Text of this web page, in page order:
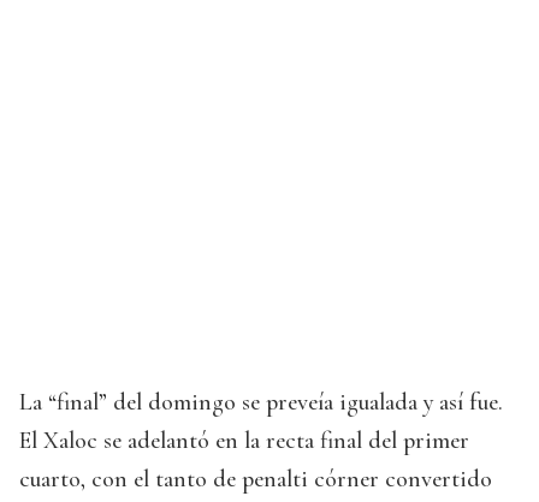
La “final” del domingo se preveía igualada y así fue.
El Xaloc se adelantó en la recta final del primer
cuarto, con el tanto de penalti córner convertido